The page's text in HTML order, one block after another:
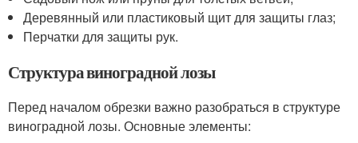
Деревянный или пластиковый щит для защиты глаз;
Перчатки для защиты рук.
Структура виноградной лозы
Перед началом обрезки важно разобраться в структуре
виноградной лозы. Основные элементы: